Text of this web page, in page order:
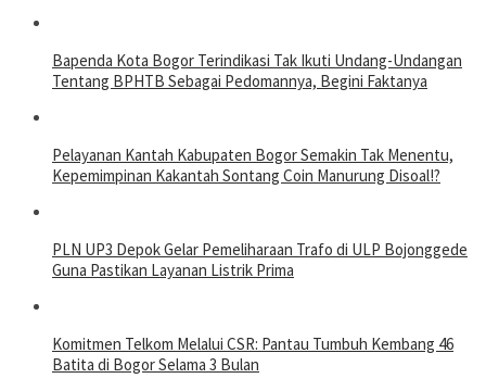
Bapenda Kota Bogor Terindikasi Tak Ikuti Undang-Undangan
Tentang BPHTB Sebagai Pedomannya, Begini Faktanya
Pelayanan Kantah Kabupaten Bogor Semakin Tak Menentu,
Kepemimpinan Kakantah Sontang Coin Manurung Disoal!?
PLN UP3 Depok Gelar Pemeliharaan Trafo di ULP Bojonggede
Guna Pastikan Layanan Listrik Prima
Komitmen Telkom Melalui CSR: Pantau Tumbuh Kembang 46
Batita di Bogor Selama 3 Bulan